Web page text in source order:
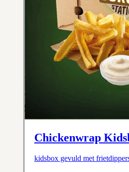
Chickenwrap
kidsbox gevuld met